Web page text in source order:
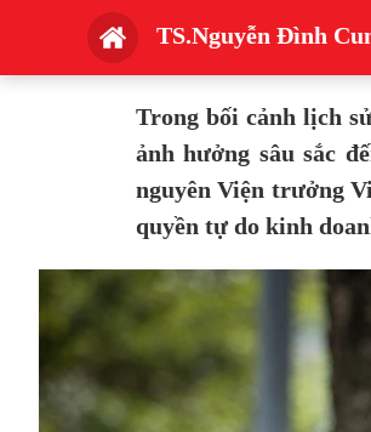
TS.Nguyễn Đình
Trong bối cảnh lịch
ảnh hưởng sâu sắc
nguyên Viện trưởng
quyền tự do kinh